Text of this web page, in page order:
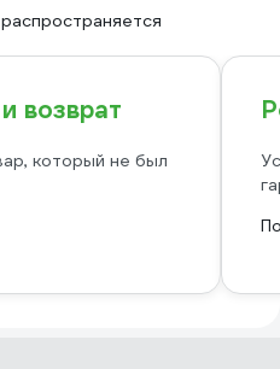
возврат
который не был